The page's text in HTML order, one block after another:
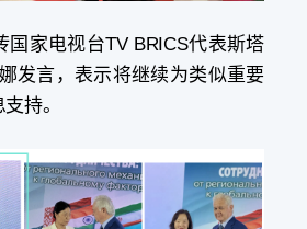
国家电视台TV BRICS代表斯塔
发言，表示将继续为类似重要
持。